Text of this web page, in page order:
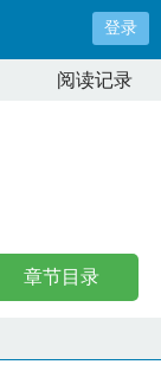
登录
阅读记录
章节目录